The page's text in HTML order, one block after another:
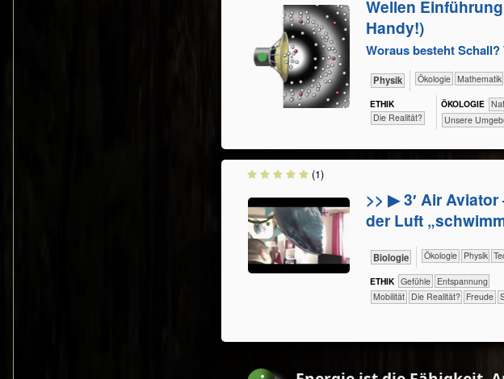
Wellen
Handy!)
Woraus besteht
​​​​​​Physik ​​​​​​​​Ökologie ​​​​​​Mathematik
ETHIK
​Die Realität?
ÖKO​LOGIE
​​​​​​​​​​​​​Unsere
>> ▶ 3′ Air
der Luft
​​​​​​Biologie ​​​​​​​​Ökologie ​​​​​​​Physik
ETHIK ​​​​​​​​​​​​​​​Gefühle ​​​​​​​​​​​​​Entspannung
​​​Mobilität ​Die Realität? Freude
(1)